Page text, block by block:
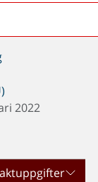
2022